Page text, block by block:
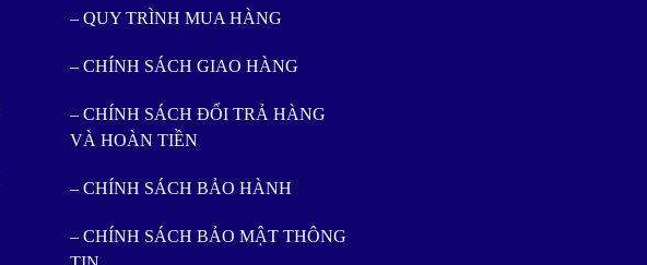
– QUY TRÌNH MUA HÀNG
– CHÍNH SÁCH GIAO HÀNG
– CHÍNH SÁCH ĐỔI TRẢ HÀNG
VÀ HOÀN TIỀN
– CHÍNH SÁCH BẢO HÀNH
– CHÍNH SÁCH BẢO MẬT THÔNG